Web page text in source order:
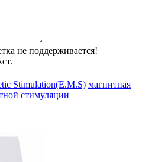
не поддерживается!
Stimulation(E.M.S) магнитная
стимуляции